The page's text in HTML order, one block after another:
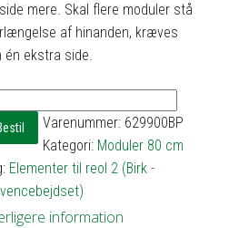
mere. Skal flere moduler stå
af hinanden, kræves
én ekstra side.
Varenummer: 629900BP
Kategori: Moduler 80 cm
Elementer til reol 2 (Birk -
information